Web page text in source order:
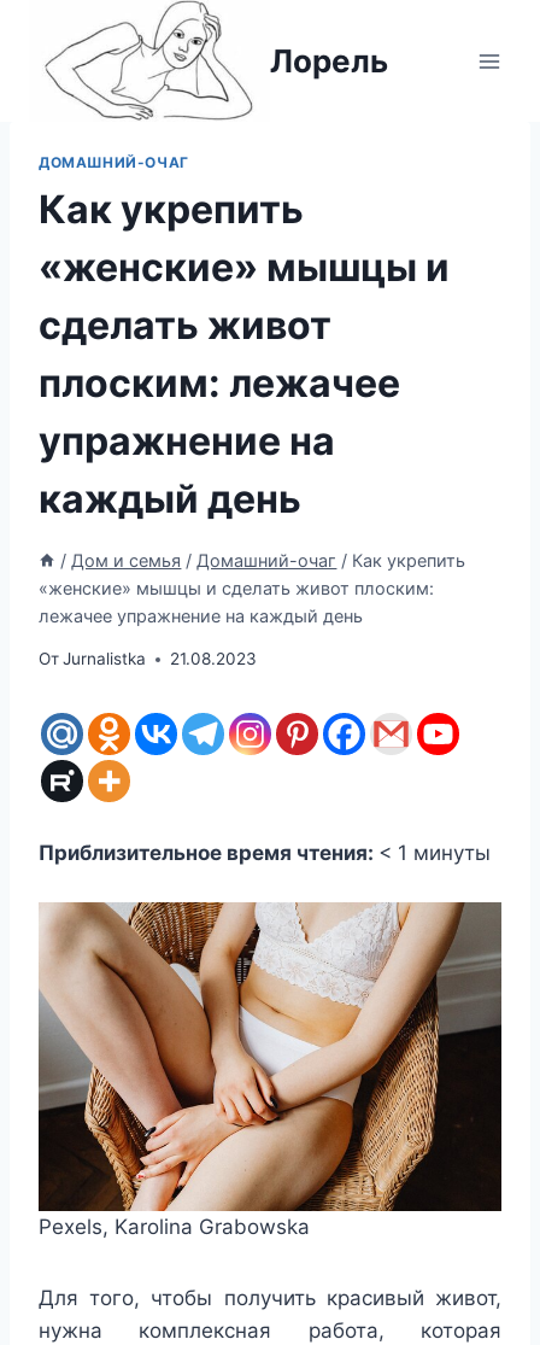
содержимому
Лорель
ДОМАШНИЙ-ОЧАГ
Как укрепить
«женские» мышцы и
сделать живот
плоским: лежачее
упражнение на
каждый день
/ Дом и семья / Домашний-очаг / Как укрепить
«женские» мышцы и сделать живот плоским:
лежачее упражнение на каждый день
ОтJurnalistka 21.08.2023
Приблизительное время чтения: < 1 минуты
Pexels, Karolina Grabowska
Для того, чтобы получить красивый живот,
нужна комплексная работа, которая